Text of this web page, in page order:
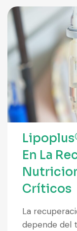
En La
Críticos
La
depende del